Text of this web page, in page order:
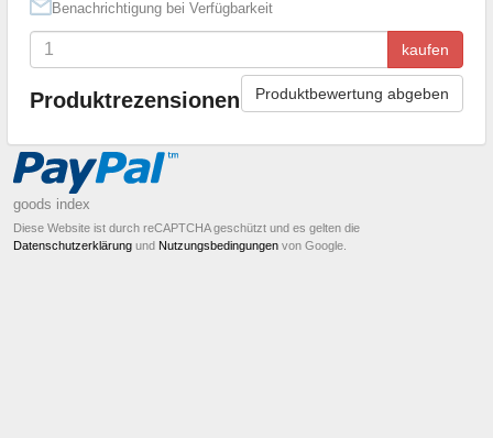
Benachrichtigung bei Verfügbarkeit
kaufen
Produktrezensionen Produktbewertung abgeben
goods index
Diese Website ist durch reCAPTCHA geschützt und es gelten die
Datenschutzerklärung und Nutzungsbedingungen von Google.